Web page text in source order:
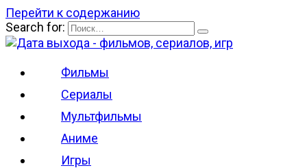
Перейти к содержанию
Search for:
Фильмы
Сериалы
Мультфильмы
Аниме
Игры